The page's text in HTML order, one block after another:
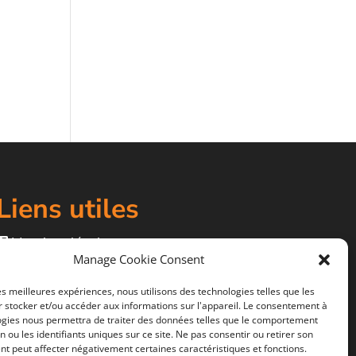
Manage Cookie Consent
meilleures expériences, nous utilisons des technologies telles que les
stocker et/ou accéder aux informations sur l'appareil. Le consentement à
nous permettra de traiter des données telles que le comportement
ou les identifiants uniques sur ce site. Ne pas consentir ou retirer son
peut affecter négativement certaines caractéristiques et fonctions.
utiles
Mentions légales
Politiques de confidentialité